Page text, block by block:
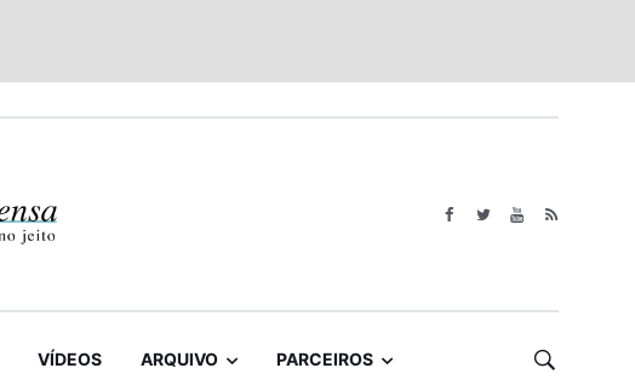
VÍDEOS ARQUIVO PARCEIROS